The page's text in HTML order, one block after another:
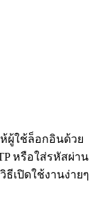
ห้ผู้ใช้ล็อกอินด้วย
หรือใส่รหัสผ่าน
เปิดใช้งานง่ายๆ